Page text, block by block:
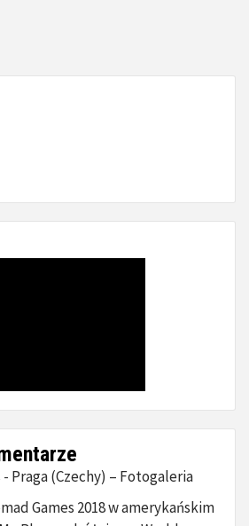
- Praga (Czechy) – Fotogaleria
Games 2018 w amerykańskim